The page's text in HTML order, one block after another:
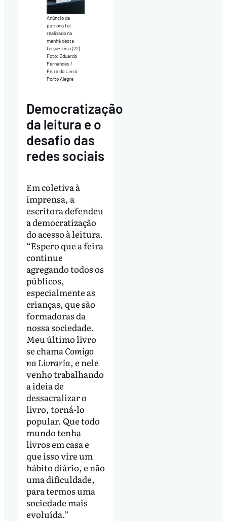
Anúncio da
patrona foi
realizado na
manhã desta
terça-feira (22) –
Foto: Eduardo
Fernandes /
Feira do Livro
Porto Alegre
Democratização
da leitura e o
desafio das
redes sociais
Em coletiva à
imprensa, a
escritora defendeu
a democratização
do acesso à leitura.
“Espero que a feira
continue
agregando todos os
públicos,
especialmente as
crianças, que são
formadoras da
nossa sociedade.
Meu último livro
se chama Comigo
na Livraria, e nele
venho trabalhando
a ideia de
dessacralizar o
livro, torná-lo
popular. Que todo
mundo tenha
livros em casa e
que isso vire um
hábito diário, e não
uma dificuldade,
para termos uma
sociedade mais
evoluída.”